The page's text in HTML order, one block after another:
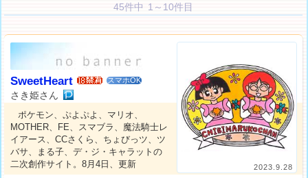
45件中 1～10件目
2023.9.28
SweetHeart スマホOK
さき姫さん
ポケモン、ぷよぷよ、マリオ、
MOTHER、FE、スマブラ、魔法騎士レ
イアース、CCさくら、ちょびっツ、ツ
バサ、まる子、デ・ジ・キャラットの
二次創作サイト。8月4日、更新